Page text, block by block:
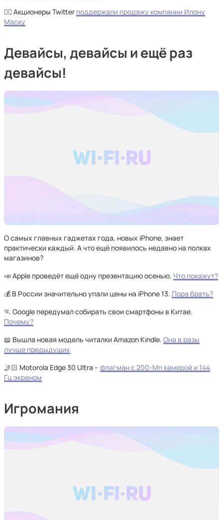
👌🏻 Акционеры Twitter поддержали продажу компании Илону
Маску
Девайсы, девайсы и ещё раз
девайсы!
О самых главных гаджетах года, новых iPhone, знает
практически каждый. А что ещё появилось недавно на полках
магазинов?
📣 Apple проведёт ещё одну презентацию осенью. Что покажут?
💰 В России значительно упали цены на iPhone 13. Пора брать?
🏃 Google передумал собирать свои смартфоны в Китае.
Почему?
📖 Вышла новая модель читалки Amazon Kindle. Она в разы
лучше предыдущих
🤳🏻 Motorola Edge 30 Ultra – флагман с 200-Мп камерой и 144
Гц экраном
Игромания